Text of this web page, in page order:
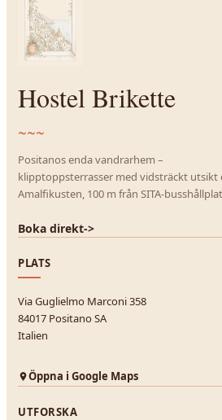
Hostel Brikette
~~~
Positanos enda vandrarhem –
klipptoppsterrasser med vidsträckt utsikt
Amalfikusten, 100 m från SITA-
Boka direkt->
PLATS
Via Guglielmo Marconi 358
84017 Positano SA
Italien
Öppna i Google Maps
UTFORSKA